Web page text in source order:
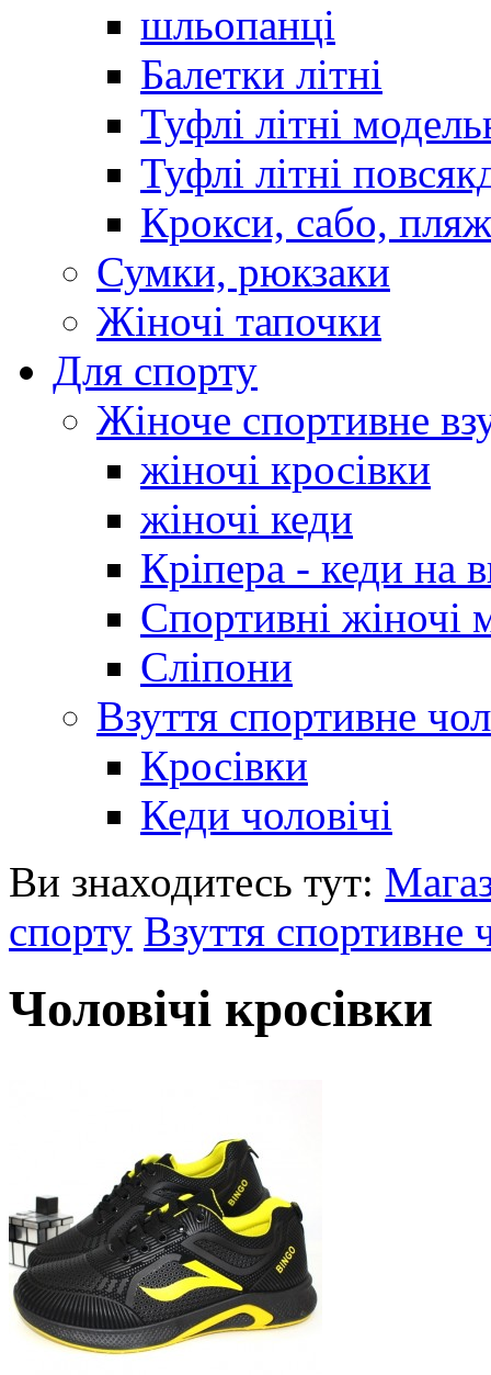
шльопанці
Балетки літні
Туфлі літні
Туфлі літні
Крокси, сабо,
Сумки, рюкзаки
Жіночі тапочки
Для спорту
Жіноче спортивне
жіночі кросівки
жіночі кеди
Кріпера - кеди на
Спортивні жіночі
Сліпони
Взуття спортивне
Кросівки
Кеди чоловічі
Ви знаходитесь тут:
спорту Взуття спортивне
Чоловічі кросівки